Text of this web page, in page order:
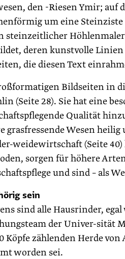
den -Riesen Ymir;
um eine
steinzeitlicher
deren kunstvolle
die diesen Text
Bildseiten in
(Seite 28). Sie hat eine
Qualität
grasfressende Wesen
weidewirtschaft (Seite
sorgen für höhere
und sind – als
sein
sind alle Hausrinder,
der Univer-sität
Köpfe zählenden Herde von
worden sei.